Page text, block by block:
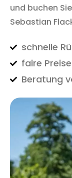
und buchen
Sebastian
schnelle
faire Preise
Beratung